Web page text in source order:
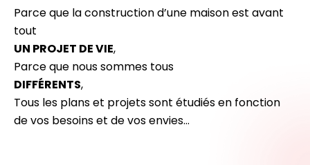
Parce que la construction d’une maison est avant
tout
UN PROJET DE VIE,
Parce que nous sommes tous
DIFFÉRENTS,
Tous les plans et projets sont étudiés en fonction
de vos besoins et de vos envies…